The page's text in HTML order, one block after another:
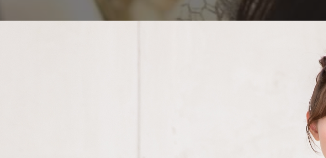
紋付袴レンタル・
卒業袴レンタルプラン